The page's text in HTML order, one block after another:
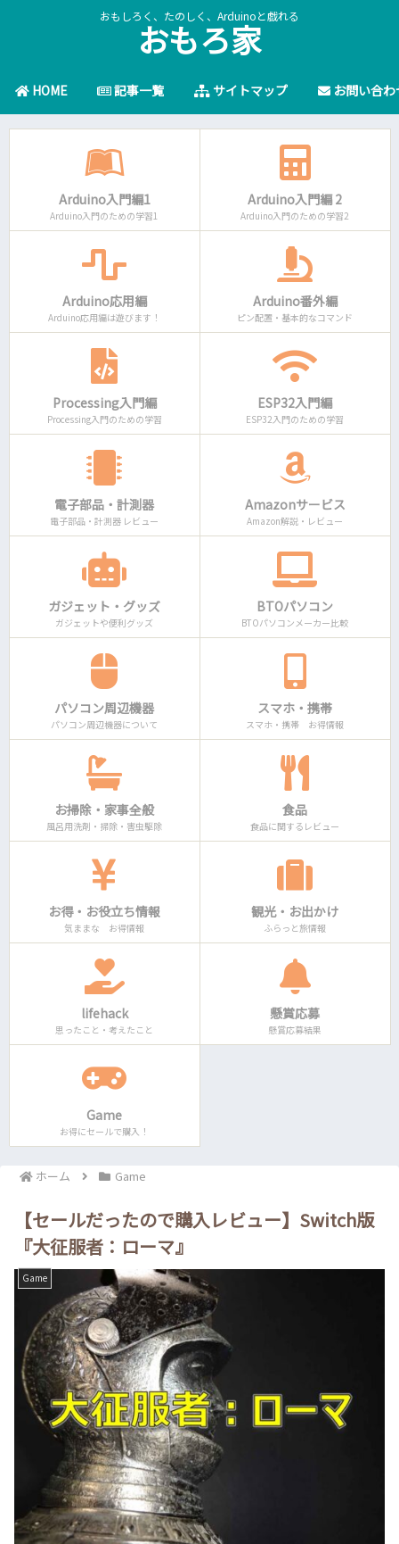
おもしろく、たのしく、Arduinoと戯れる
おもろ家
HOME 記事一覧 サイトマップ お問い合わ
Arduino入門編1
Arduino入門のための学習1
Arduino入門編 2
Arduino入門のための学習2
Arduino応用編
Arduino応用編は遊びます！
Arduino番外編
ピン配置・基本的なコマンド
Processing入門編
Processing入門のための学習
ESP32入門編
ESP32入門のための学習
電子部品・計測器
電子部品・計測器 レビュー
Amazonサービス
Amazon解説・レビュー
ガジェット・グッズ
ガジェットや便利グッズ
BTOパソコン
BTOパソコンメーカー比較
パソコン周辺機器
パソコン周辺機器について
スマホ・携帯
スマホ・携帯 お得情報
お掃除・家事全般
風呂用洗剤・掃除・害虫駆除
食品
食品に関するレビュー
お得・お役立ち情報
気ままな お得情報
観光・お出かけ
ふらっと旅情報
lifehack
思ったこと・考えたこと
懸賞応募
懸賞応募結果
Game
お得にセールで購入！
ホーム Game
【セールだったので購入レビュー】Switch版
『大征服者：ローマ』
Game